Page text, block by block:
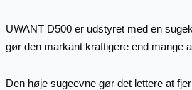
UWANT D500 er udstyret med en
gør den markant kraftigere end mange
Den høje sugeevne gør det lettere at